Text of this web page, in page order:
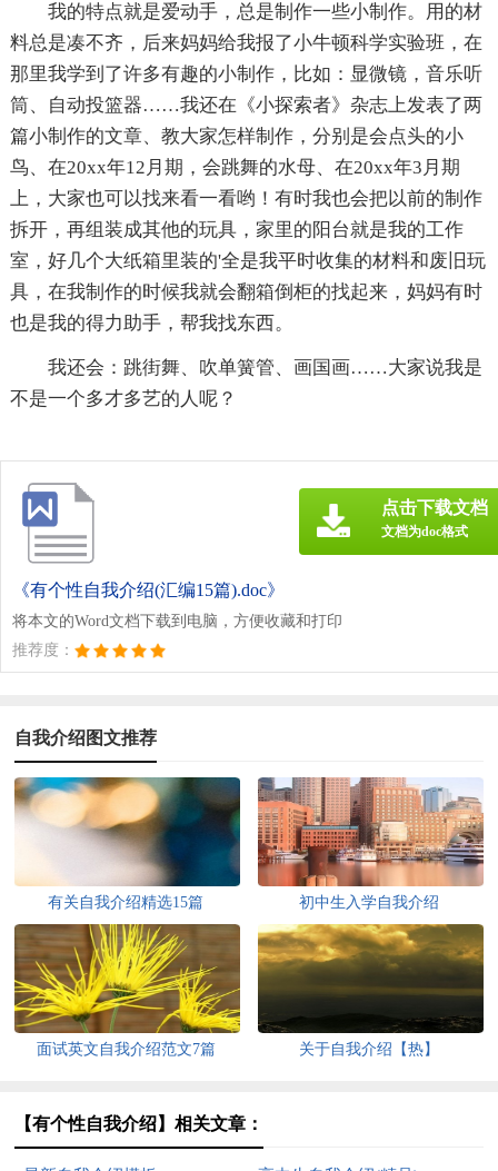
我的特点就是爱动手，总是制作一些小制作。用的材
料总是凑不齐，后来妈妈给我报了小牛顿科学实验班，在
那里我学到了许多有趣的小制作，比如：显微镜，音乐听
筒、自动投篮器……我还在《小探索者》杂志上发表了两
篇小制作的文章、教大家怎样制作，分别是会点头的小
鸟、在20xx年12月期，会跳舞的水母、在20xx年3月期
上，大家也可以找来看一看哟！有时我也会把以前的制作
拆开，再组装成其他的玩具，家里的阳台就是我的工作
室，好几个大纸箱里装的'全是我平时收集的材料和废旧玩
具，在我制作的时候我就会翻箱倒柜的找起来，妈妈有时
也是我的得力助手，帮我找东西。
我还会：跳街舞、吹单簧管、画国画……大家说我是
不是一个多才多艺的人呢？
《有个性自我介绍(汇编15篇).doc》
将本文的Word文档下载到电脑，方便收藏和打印
推荐度：
点击下载文档
文档为doc格式
自我介绍图文推荐
有关自我介绍精选15篇 初中生入学自我介绍
面试英文自我介绍范文7篇 关于自我介绍【热】
【有个性自我介绍】相关文章：